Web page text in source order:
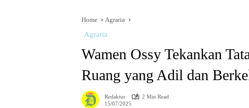
Home Agraria
Agraria
Wamen Ossy Tekankan
Ruang yang Adil dan
Redaktur
2 Min Read
15/07/2025